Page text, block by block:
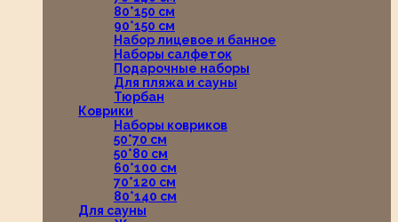
80*150 см
90*150 см
Набор лицевое и банное
Наборы салфеток
Подарочные наборы
Для пляжа и сауны
Тюрбан
Коврики
Наборы ковриков
50*70 см
50*80 см
60*100 см
70*120 см
80*140 см
Для сауны